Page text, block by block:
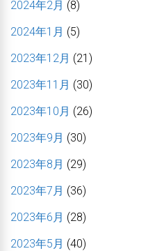
2024年2月 (8)
2024年1月 (5)
2023年12月 (21)
2023年11月 (30)
2023年10月 (26)
2023年9月 (30)
2023年8月 (29)
2023年7月 (36)
2023年6月 (28)
2023年5月 (40)